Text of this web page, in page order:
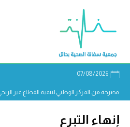
07/08/2026
مصرحة من المركز الوطني لتنمية القطاع غير الربحي
إنهاء التبرع